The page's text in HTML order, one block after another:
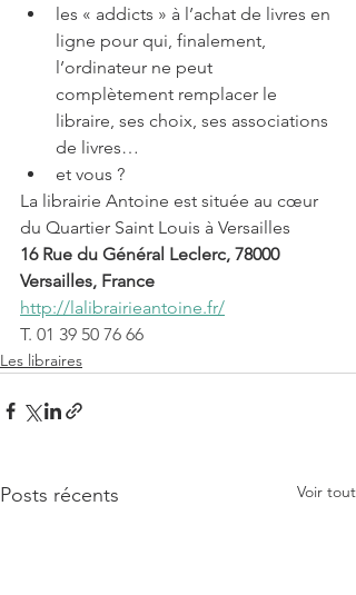
les « addicts » à l’achat de livres en
ligne pour qui, finalement,
l’ordinateur ne peut
complètement remplacer le
libraire, ses choix, ses associations
de livres…
et vous ?
La librairie Antoine est située au cœur
du Quartier Saint Louis à Versailles
16 Rue du Général Leclerc, 78000
Versailles, France
http://lalibrairieantoine.fr/
T. 01 39 50 76 66
Les libraires
Posts récents Voir tout